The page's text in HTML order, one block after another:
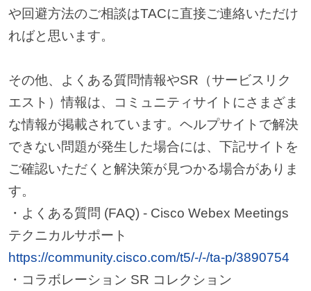
や回避方法のご相談はTACに直接ご連絡いただけ
ればと思います。
その他、よくある質問情報やSR（サービスリク
エスト）情報は、コミュニティサイトにさまざま
な情報が掲載されています。ヘルプサイトで解決
できない問題が発生した場合には、下記サイトを
ご確認いただくと解決策が見つかる場合がありま
す。
・よくある質問 (FAQ) - Cisco Webex Meetings
テクニカルサポート
https://community.cisco.com/t5/-/-/ta-p/3890754
・コラボレーション SR コレクション